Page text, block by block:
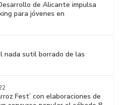
de Alicante impulsa
para jóvenes en
nada sutil borrado de las
Fest’ con elaboraciones de